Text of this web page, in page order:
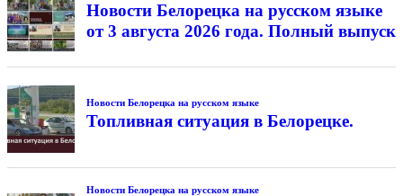
Новости Белорецка на русском языке
от 3 августа 2026 года. Полный выпуск
Новости Белорецка на русском языке
Топливная ситуация в Белорецке.
Новости Белорецка на русском языке